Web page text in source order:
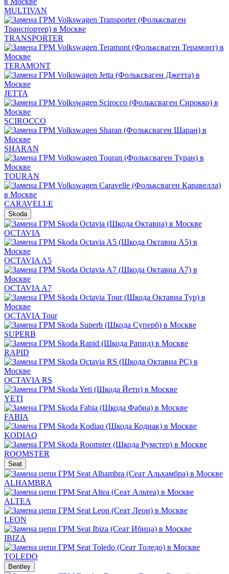
MULTIVAN
TRANSPORTER
TERAMONT
JETTA
SCIROCCO
SHARAN
TOURAN
CARAVELLE
Skoda
OCTAVIA
OCTAVIA A5
OCTAVIA A7
OCTAVIA Tour
SUPERB
RAPID
OCTAVIA RS
YETI
FABIA
KODIAQ
ROOMSTER
Seat
ALHAMBRA
ALTEA
LEON
IBIZA
TOLEDO
Bentley